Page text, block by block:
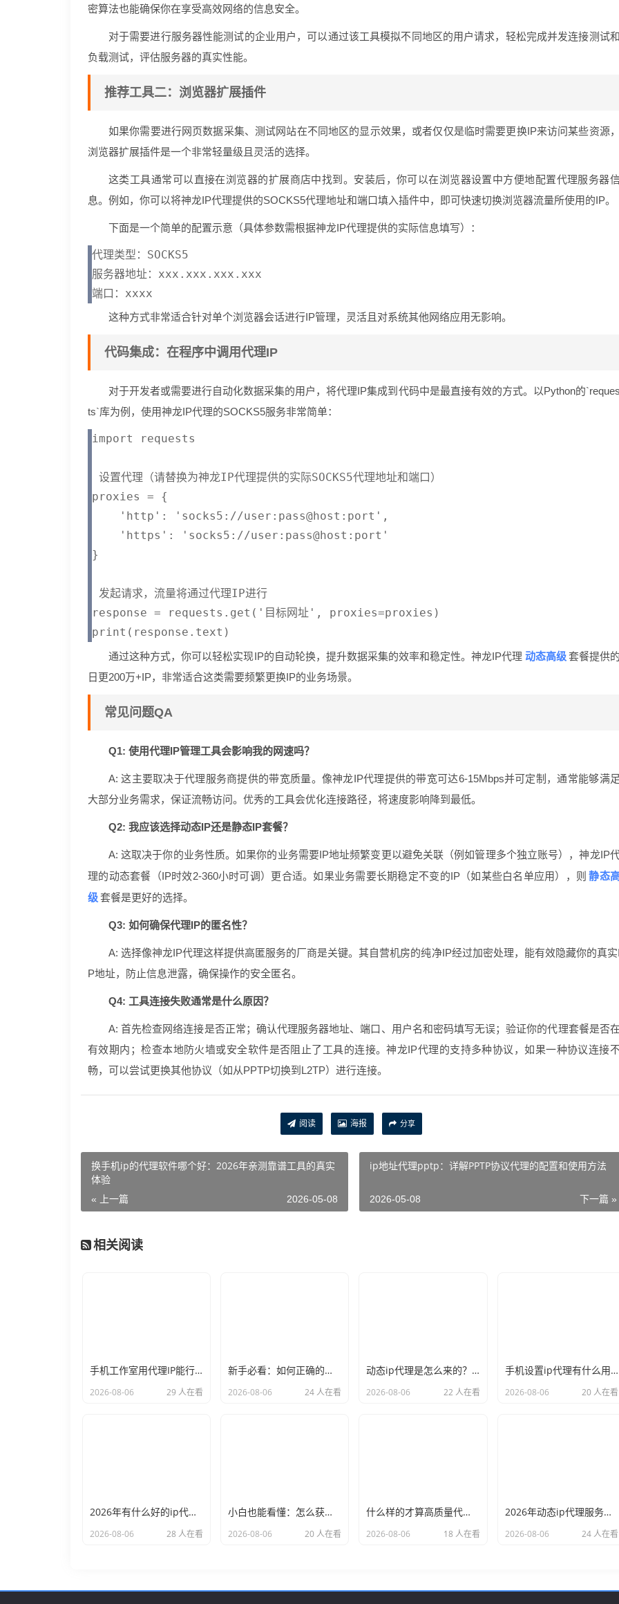
密算法也能确保你在享受高效网络的信息安全。
对于需要进行服务器性能测试的企业用户，可以通过该工具模拟不同地区的用户请求，轻松完成并发连接测试
负载测试，评估服务器的真实性能。
推荐工具二：浏览器扩展插件
如果你需要进行网页数据采集、测试网站在不同地区的显示效果，或者仅仅是临时需要更换IP来访问某些资源
浏览器扩展插件是一个非常轻量级且灵活的选择。
这类工具通常可以直接在浏览器的扩展商店中找到。安装后，你可以在浏览器设置中方便地配置代理服务器
息。例如，你可以将神龙IP代理提供的SOCKS5代理地址和端口填入插件中，即可快速切换浏览器流量所使用的IP。
下面是一个简单的配置示意（具体参数需根据神龙IP代理提供的实际信息填写）：
代理类型：SOCKS5
服务器地址：xxx.xxx.xxx.xxx
这种方式非常适合针对单个浏览器会话进行IP管理，灵活且对系统其他网络应用无影响。
代码集成：在程序中调用代理IP
对于开发者或需要进行自动化数据采集的用户，将代理IP集成到代码中是最直接有效的方式。以Python的
ts`库为例，使用神龙IP代理的SOCKS5服务非常简单：
import requests
设置代理（请替换为神龙IP代理提供的实际SOCKS5代理地址和端口）
proxies = {
    'http': 'socks5://user:pass@host:port',
    'https': 'socks5://user:pass@host:port'
}
发起请求，流量将通过代理IP进行
response = requests.get('目标网址', proxies=proxies)
通过这种方式，你可以轻松实现IP的自动轮换，提升数据采集的效率和稳定性。神龙IP代理 动态高级 套餐提供
日更200万+IP，非常适合这类需要频繁更换IP的业务场景。
常见问题QA
Q1: 使用代理IP管理工具会影响我的网速吗？
A: 这主要取决于代理服务商提供的带宽质量。像神龙IP代理提供的带宽可达6-15Mbps并可定制，通常能够满
大部分业务需求，保证流畅访问。优秀的工具会优化连接路径，将速度影响降到最低。
Q2: 我应该选择动态IP还是静态IP套餐？
A: 这取决于你的业务性质。如果你的业务需要IP地址频繁变更以避免关联（例如管理多个独立账号），神龙IP
理的动态套餐（IP时效2-360小时可调）更合适。如果业务需要长期稳定不变的IP（如某些白名单应用），则 静态
级 套餐是更好的选择。
Q3: 如何确保代理IP的匿名性？
A: 选择像神龙IP代理这样提供高匿服务的厂商是关键。其自营机房的纯净IP经过加密处理，能有效隐藏你的真
P地址，防止信息泄露，确保操作的安全匿名。
Q4: 工具连接失败通常是什么原因？
A: 首先检查网络连接是否正常；确认代理服务器地址、端口、用户名和密码填写无误；验证你的代理套餐是否
有效期内；检查本地防火墙或安全软件是否阻止了工具的连接。神龙IP代理的支持多种协议，如果一种协议连接
畅，可以尝试更换其他协议（如从PPTP切换到L2TP）进行连接。
阅读 海报 分享
换手机ip的代理软件哪个好：2026年亲测靠谱工具的真实
体验
« 上一篇 2026-05-08
ip地址代理pptp：详解PPTP协议代理的配置和使用方法
下一篇 »
2026-05-08
相关阅读
手机工作室用代理IP能行么？过来人的经验告诉你答案
2026-08-06 29 人在看
新手必看：如何正确的选择代理ip软件，别再交智商税了
2026-08-06 24 人在看
动态ip代理是怎么来的？背后的原理比你想象的精彩
2026-08-06 22 人在看
手机设置ip代理有什么用？不只是改定位那么简单
2026-08-06 20 人在看
2026年有什么好的ip代理软件？亲测后我只推荐这几个
2026-08-06 28 人在看
小白也能看懂：怎么获取代理ip和端口号，一步步教会你
2026-08-06 20 人在看
什么样的才算高质量代理ip？资深玩家总结了三个硬指标
2026-08-06 18 人在看
2026年动态ip代理服务商有哪些？这份清单建议收藏
2026-08-06 24 人在看